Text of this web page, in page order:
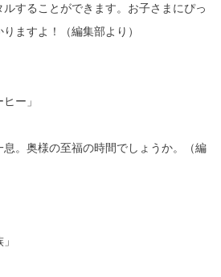
することができます。お子さまにぴっ
ますよ！（編集部より）
ー」
。奥様の至福の時間でしょうか。（編